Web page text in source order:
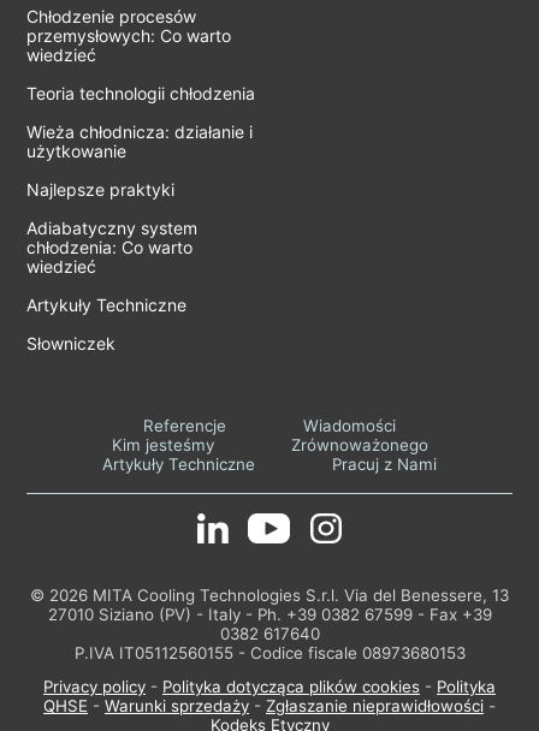
Chłodzenie procesów
przemysłowych: Co warto
wiedzieć
Teoria technologii chłodzenia
Wieża chłodnicza: działanie i
użytkowanie
Najlepsze praktyki
Adiabatyczny system
chłodzenia: Co warto
wiedzieć
Artykuły Techniczne
Słowniczek
Referencje
Wiadomości
Kim jesteśmy
Zrównoważonego
Artykuły Techniczne
Pracuj z Nami
© 2026 MITA Cooling Technologies S.r.l. Via del Benessere, 13
27010 Siziano (PV) - Italy - Ph. +39 0382 67599 - Fax +39
0382 617640
P.IVA IT05112560155 - Codice fiscale 08973680153
Privacy policy - Polityka dotycząca plików cookies - Polityka
QHSE - Warunki sprzedaży - Zgłaszanie nieprawidłowości -
Kodeks Etyczny